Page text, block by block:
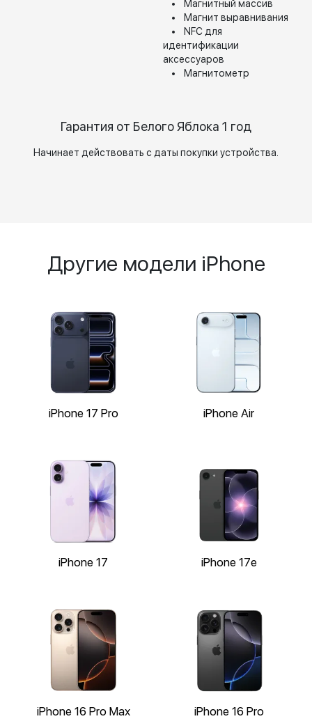
• Магнитный массив
• Магнит выравнивания
• NFC для
идентификации
аксессуаров
• Магнитометр
Гарантия от Белого Яблока 1 год
Начинает действовать с даты покупки устройства.
Другие модели iPhone
iPhone 17 Pro iPhone Air
iPhone 17 iPhone 17e
iPhone 16 Pro Max iPhone 16 Pro